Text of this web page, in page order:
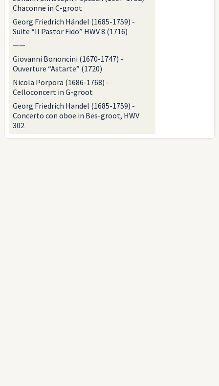
Chaconne in C-groot
Georg Friedrich Händel (1685-1759) -
Suite “Il Pastor Fido” HWV 8 (1716)
——
Giovanni Bononcini (1670-1747) -
Ouverture “Astarte” (1720)
Nicola Porpora (1686-1768) -
Celloconcert in G-groot
Georg Friedrich Handel (1685-1759) -
Concerto con oboe in Bes-groot, HWV
302